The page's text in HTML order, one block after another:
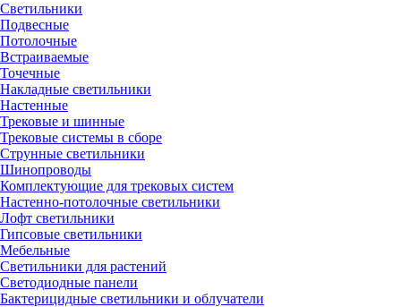
Светильники
Подвесные
Потолочные
Встраиваемые
Точечные
Накладные светильники
Настенные
Трековые и шинные
Трековые системы в сборе
Струнные светильники
Шинопроводы
Комплектующие для трековых систем
Настенно-потолочные светильники
Лофт светильники
Гипсовые светильники
Мебельные
Светильники для растений
Светодиодные панели
Бактерицидные светильники и облучатели